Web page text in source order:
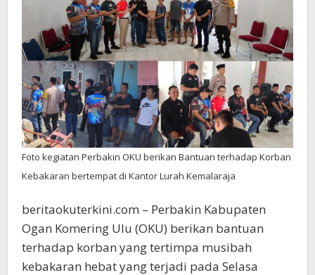
Foto kegiatan Perbakin OKU berikan Bantuan terhadap Korban
Kebakaran bertempat di Kantor Lurah Kemalaraja
beritaokuterkini.com – Perbakin Kabupaten
Ogan Komering Ulu (OKU) berikan bantuan
terhadap korban yang tertimpa musibah
kebakaran hebat yang terjadi pada Selasa